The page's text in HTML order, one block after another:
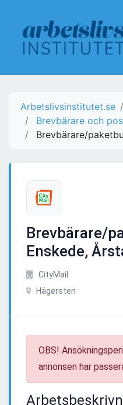
Arbetslivsinstitutet.se
Brevbärare och
Brevbärare/
Brevbärare/
Enskede,
CityMail
Hägersten
OBS!
annonsen har